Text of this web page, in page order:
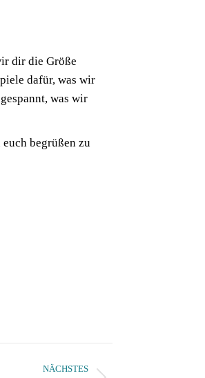
dir die Größe
dafür, was wir
was wir
begrüßen zu
NÄCHSTES